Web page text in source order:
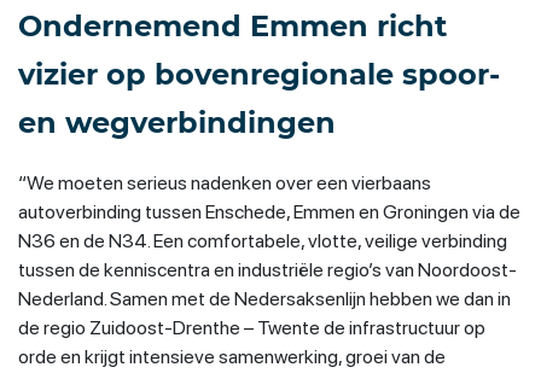
Ondernemend Emmen richt
vizier op bovenregionale spoor-
en wegverbindingen
“We moeten serieus nadenken over een vierbaans
autoverbinding tussen Enschede, Emmen en Groningen via de
N36 en de N34. Een comfortabele, vlotte, veilige verbinding
tussen de kenniscentra en industriële regio’s van Noordoost-
Nederland. Samen met de Nedersaksenlijn hebben we dan in
de regio Zuidoost-Drenthe – Twente de infrastructuur op
orde en krijgt intensieve samenwerking, groei van de